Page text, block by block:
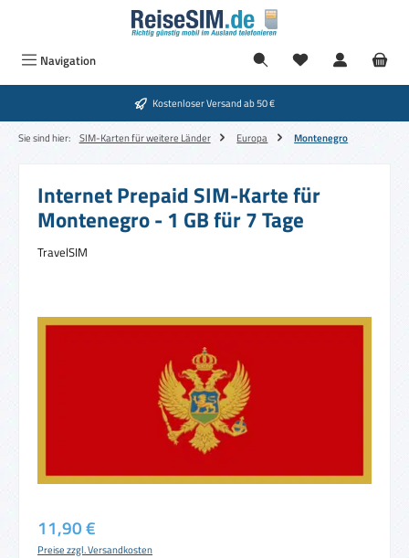
Zum Hauptinhalt springen
Navigation
Kostenloser Versand ab 50 €
Sie sind hier: SIM-Karten für weitere Länder Europa Montenegro
Internet Prepaid SIM-Karte für
Montenegro - 1 GB für 7 Tage
TravelSIM
Regulärer Preis:
11,90 €
Preise zzgl. Versandkosten